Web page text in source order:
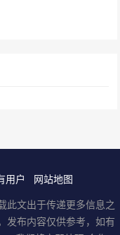
用户
网站地图
此文出于传递更多信息之
发布内容仅供参考，如有